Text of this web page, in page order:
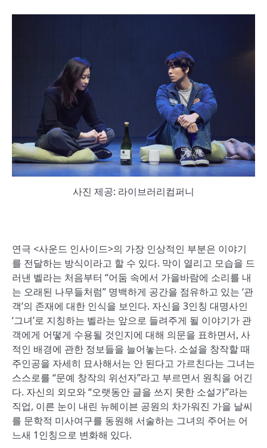
사진 제공: 라이브러리컴퍼니
연극 <사운드 인사이드>의 가장 인상적인 부분은 이야기
를 전달하는 방식이라고 할 수 있다. 막이 열리고 모습을 드
러낸 벨라는 처음부터 “어둠 속에서 가을바람에 소리를 내
는 오래된 나무들처럼” 명백하게 공간을 점유하고 있는 ‘관
객’의 존재에 대한 인식을 보인다. 자신을 3인칭 대명사인
‘그녀’로 지칭하는 벨라는 앞으로 들려주게 될 이야기가 관
객에게 어떻게 수용될 것인지에 대해 의문을 표하면서, 사
적인 배경에 관한 정보들을 늘어놓는다. 소설을 창작할 때
주인공을 자세히 묘사해서는 안 된다고 가르친다는 그녀는
스스로를 “문예 창작의 위선자”라고 부르면서 원칙을 어긴
다. 자신의 외모와 “오랫동안 글을 쓰지 못한 소설가”라는
직업, 이른 눈이 내린 뉴헤이븐 공원의 차가워진 가을 날씨
를 문학적 미사여구를 동원해 서술하는 그녀의 주어는 어
느새 1인칭으로 변화해 있다.